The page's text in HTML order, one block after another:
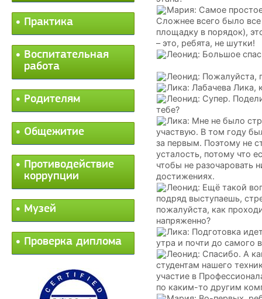
Практика
Воспитательная
работа
Родителям
Общежитие
Противодействие
коррупции
Музей
Проверка диплома
Мария: Самое
Сложнее всего было
площадку в порядок),
– это, ребята, не шутки!
Леонид: Большое
Леонид: Пожалуйста,
Лика: Лабачева Лика,
Леонид: Супер.
тебе?
Лика: Мне не было
участвую. В том году
за первым. Поэтому не
усталость, потому что
чтобы не разочаровать
достижениях.
Леонид: Ещё такой
подряд выступаешь,
пожалуйста, как
напряженно?
Лика: Подготовка
утра и почти до самого
Леонид: Спасибо. А
студентам нашего
участие в
по каким-то другим